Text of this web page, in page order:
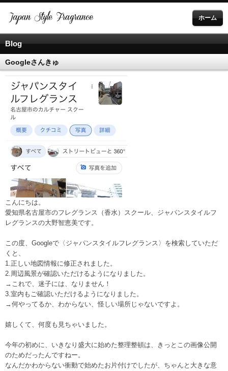
ホーム
Blog
Googleさんきゅ
こんにちは。
愛知県名古屋市のフレグランス（香水）スクール、ジャパンスタイルフ
レグランスの大野智恵美です。
この度、Googleで〈ジャパンスタイルフレグランス〉を検索していただ
くと、
1.正しい地図情報に修正されました。
2.周辺風景が確認いただけるようになりました。
→これで、迷子には、なりません！
3.室内もご確認いただけるようになりました。
→何やってるか、わからない、怪しい場所じゃないですよ。
嬉しくて、何度も見ちゃいました。
今年の初めに、いきなり盛大に始めた整理整頓は、きっとこの画像公開
のためだったんですねー。
なんだかわからない衝動で始めたお片付けでしたが、ちゃんと大きな意